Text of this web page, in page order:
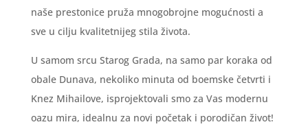
naše prestonice pruža mnogobrojne mogućnosti a
sve u cilju kvalitetnijeg stila života.
U samom srcu Starog Grada, na samo par koraka od
obale Dunava, nekoliko minuta od boemske četvrti i
Knez Mihailove, isprojektovali smo za Vas modernu
oazu mira, idealnu za novi početak i porodičan život!